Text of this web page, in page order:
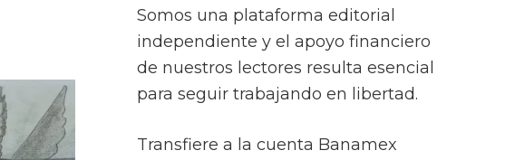
Somos una plataforma editorial
independiente y el apoyo financiero
de nuestros lectores resulta esencial
para seguir trabajando en libertad.
Transfiere a la cuenta Banamex